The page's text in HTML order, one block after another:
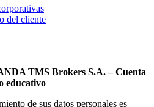
del cliente
TMS Brokers S.A. – Cuenta
educativo
de sus datos personales es